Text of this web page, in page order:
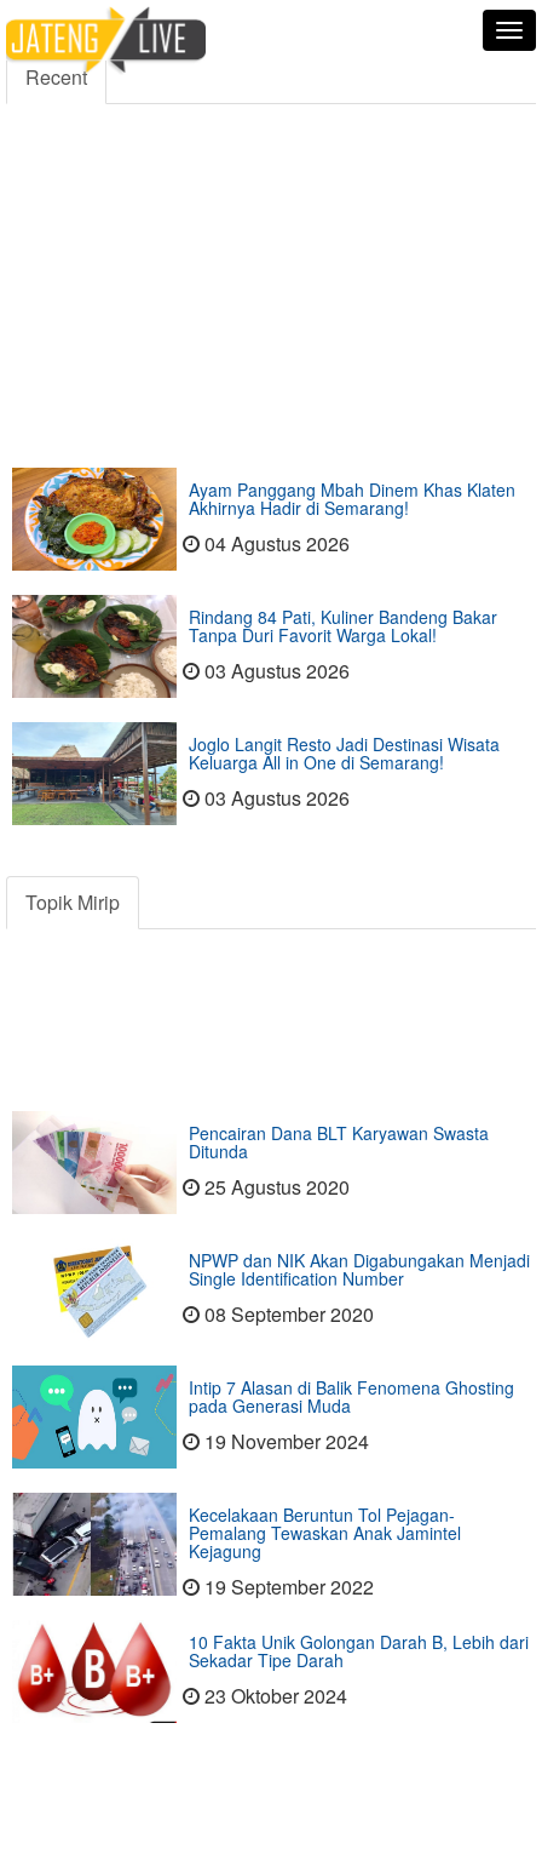
5000 Fans Followers
Recent
Ayam Panggang Mbah Dinem Khas Klaten
Akhirnya Hadir di Semarang!
04 Agustus 2026
Rindang 84 Pati, Kuliner Bandeng Bakar
Tanpa Duri Favorit Warga Lokal!
03 Agustus 2026
Joglo Langit Resto Jadi Destinasi Wisata
Keluarga All in One di Semarang!
03 Agustus 2026
Topik Mirip
Pencairan Dana BLT Karyawan Swasta
Ditunda
25 Agustus 2020
NPWP dan NIK Akan Digabungakan Menjadi
Single Identification Number
08 September 2020
Intip 7 Alasan di Balik Fenomena Ghosting
pada Generasi Muda
19 November 2024
Kecelakaan Beruntun Tol Pejagan-
Pemalang Tewaskan Anak Jamintel
Kejagung
19 September 2022
10 Fakta Unik Golongan Darah B, Lebih dari
Sekadar Tipe Darah
23 Oktober 2024